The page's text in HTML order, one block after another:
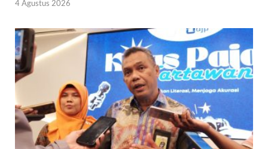
4 Agustus 2026